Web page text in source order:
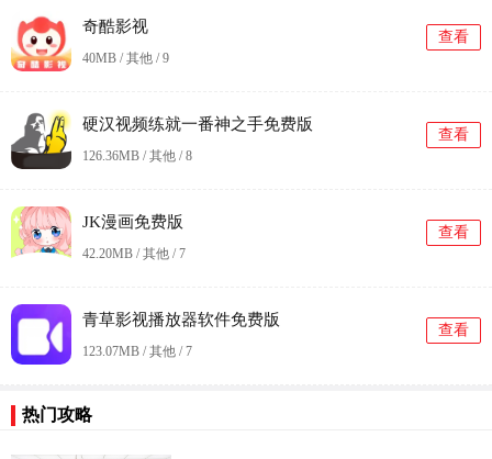
奇酷影视
40MB / 其他 /9
查看
硬汉视频练就一番神之手免费版
126.36MB / 其他 /8
查看
JK漫画免费版
42.20MB / 其他 /7
查看
青草影视播放器软件免费版
123.07MB / 其他 /7
查看
热门攻略